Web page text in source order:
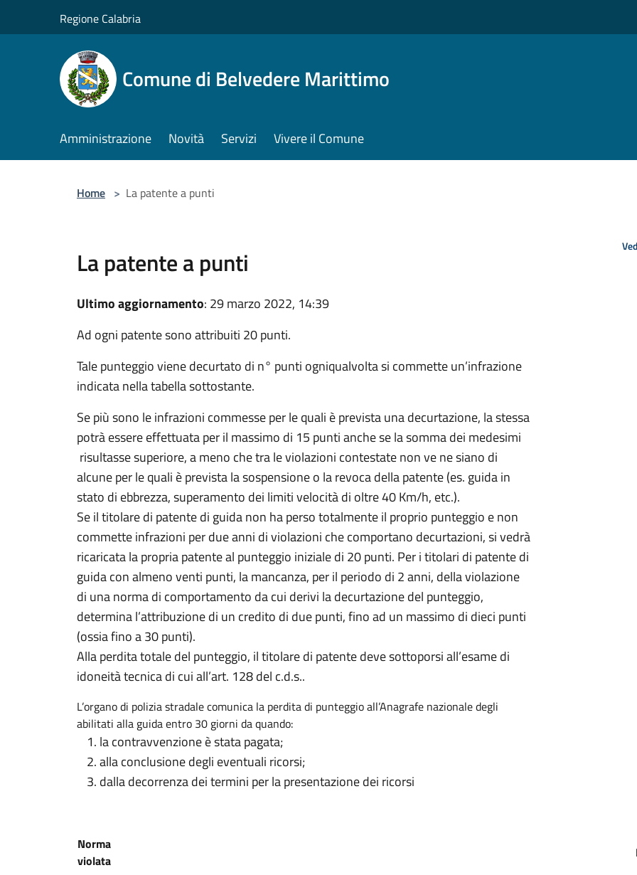
Regione Calabria
Comune di Belvedere Marittimo
Amministrazione Novità Servizi Vivere il Comune
Home > La patente a punti
La patente a punti
Ultimo aggiornamento: 29 marzo 2022, 14:39
Ad ogni patente sono attribuiti 20 punti.
Tale punteggio viene decurtato di n° punti ogniqualvolta si commette un’infrazione
indicata nella tabella sottostante.
Se più sono le infrazioni commesse per le quali è prevista una decurtazione, la stessa
potrà essere effettuata per il massimo di 15 punti anche se la somma dei medesimi
risultasse superiore, a meno che tra le violazioni contestate non ve ne siano di
alcune per le quali è prevista la sospensione o la revoca della patente (es. guida in
stato di ebbrezza, superamento dei limiti velocità di oltre 40 Km/h, etc.).
Se il titolare di patente di guida non ha perso totalmente il proprio punteggio e non
commette infrazioni per due anni di violazioni che comportano decurtazioni, si vedrà
ricaricata la propria patente al punteggio iniziale di 20 punti. Per i titolari di patente di
guida con almeno venti punti, la mancanza, per il periodo di 2 anni, della violazione
di una norma di comportamento da cui derivi la decurtazione del punteggio,
determina l’attribuzione di un credito di due punti, fino ad un massimo di dieci punti
(ossia fino a 30 punti).
Alla perdita totale del punteggio, il titolare di patente deve sottoporsi all’esame di
idoneità tecnica di cui all’art. 128 del c.d.s..
L’organo di polizia stradale comunica la perdita di punteggio all’Anagrafe nazionale degli
abilitati alla guida entro 30 giorni da quando:
la contravvenzione è stata pagata;
alla conclusione degli eventuali ricorsi;
dalla decorrenza dei termini per la presentazione dei ricorsi
Norma
violata